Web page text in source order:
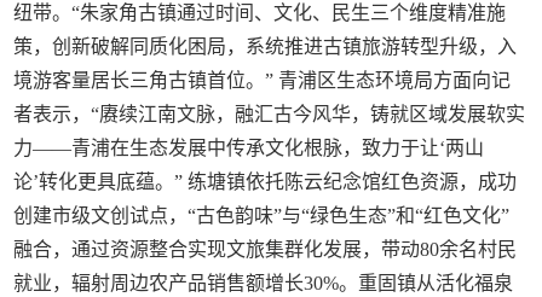
纽带。“朱家角古镇通过时间、文化、民生三个维度精准施
策，创新破解同质化困局，系统推进古镇旅游转型升级，入
境游客量居长三角古镇首位。” 青浦区生态环境局方面向记
者表示，“赓续江南文脉，融汇古今风华，铸就区域发展软实
力——青浦在生态发展中传承文化根脉，致力于让‘两山
论’转化更具底蕴。” 练塘镇依托陈云纪念馆红色资源，成功
创建市级文创试点，“古色韵味”与“绿色生态”和“红色文化”
融合，通过资源整合实现文旅集群化发展，带动80余名村民
就业，辐射周边农产品销售额增长30%。重固镇从活化福泉